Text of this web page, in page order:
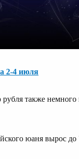
2-4 июля
рубля также
юаня вырос